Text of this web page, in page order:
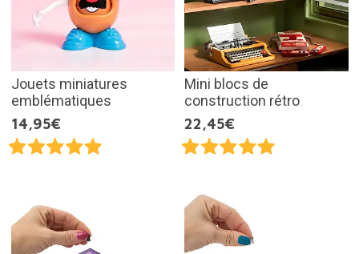
Jouets miniatures
emblématiques
14,95€
Mini blocs de
construction rétro
22,45€